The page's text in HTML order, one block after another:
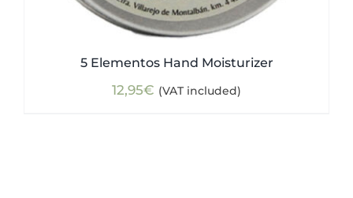
5 Elementos Hand Moisturizer
12,95€ (VAT included)